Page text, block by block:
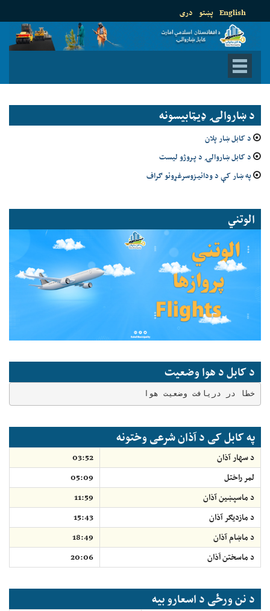
دری پښتو English
د ښاروالۍ ډيټابيسونه
د کابل ښار پلان
د کابل ښاروالۍ د پروژو لیست
په ښار کې د ودانیزوسرغړونو ګراف
الوتني
د کابل د هوا وضعیت
خطا در دریافت وضعیت هوا
په کابل کی د آذان شرعی وختونه
د سهار آذان
03:52
لمر راختل
05:09
د ماسپښين آذان
11:59
د مازديګر آذان
15:43
د ماښام آذان
18:49
د ماسختن اَذان
20:06
د نن ورځی د اسعارو بیه